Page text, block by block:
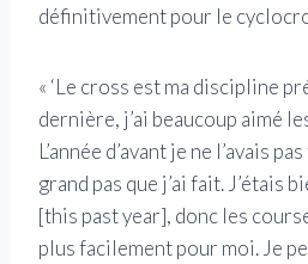
définitivement pour le
« ‘Le cross est ma discipline
dernière, j’ai beaucoup aimé
L’année d’avant je ne l’avais
grand pas que j’ai fait. J’étais
[this past year], donc les
plus facilement pour moi. Je